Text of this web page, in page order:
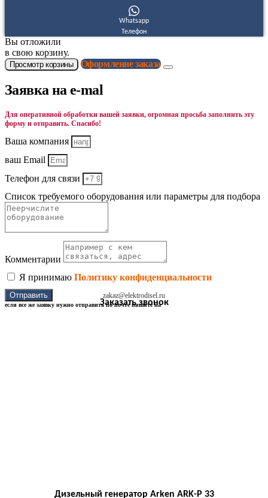
Whatsapp
Телефон
Вы отложили
в свою корзину.
Просмотр корзины Оформление заказа
Заявка на e-mal
Для оперативной обработки вашей заявки, огромная просьба заполнить эту
форму и отправить. Спасибо!
Ваша компания
ваш Email
Телефон для связи
Список требуемого оборудования или параметры для подбора
Комментарии
Я принимаю Политику конфиденциальности
Отправить
если все же заявку нужно отправить по почте пишите на
zakaz@elektrodisel.ru
Заказать звонок
Дизельный генератор Arken ARK-P 33